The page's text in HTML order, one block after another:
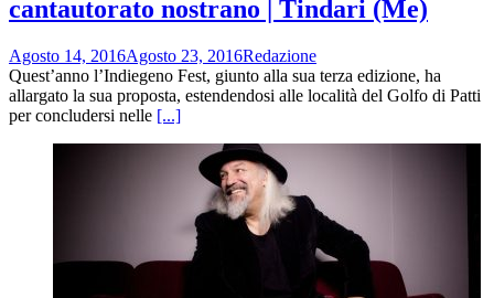
cantautorato nostrano | Tindari (Me)
Agosto 14, 2016Agosto 23, 2016Redazione
Quest’anno l’Indiegeno Fest, giunto alla sua terza edizione, ha
allargato la sua proposta, estendendosi alle località del Golfo di Patti
per concludersi nelle [...]